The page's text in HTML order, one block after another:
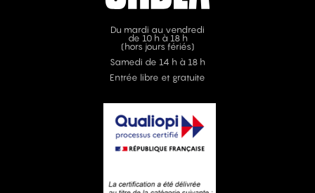
Du mardi au vendredi
de 10 h à 18 h
(hors jours fériés)
Samedi de 14 h à 18 h
Entrée libre et gratuite